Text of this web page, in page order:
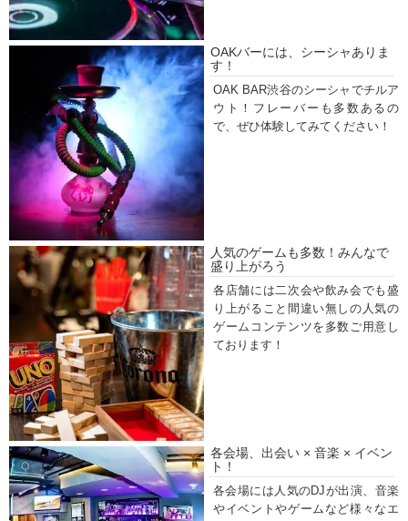
OAKバーには、シーシャありま
す！
OAK BAR渋谷のシーシャでチルア
ウト！フレーバーも多数あるの
で、ぜひ体験してみてください！
人気のゲームも多数！みんなで
盛り上がろう
各店舗には二次会や飲み会でも盛
り上がること間違い無しの人気の
ゲームコンテンツを多数ご用意し
ております！
各会場、出会い × 音楽 × イベン
ト！
各会場には人気のDJが出演、音楽
やイベントやゲームなど様々なエ